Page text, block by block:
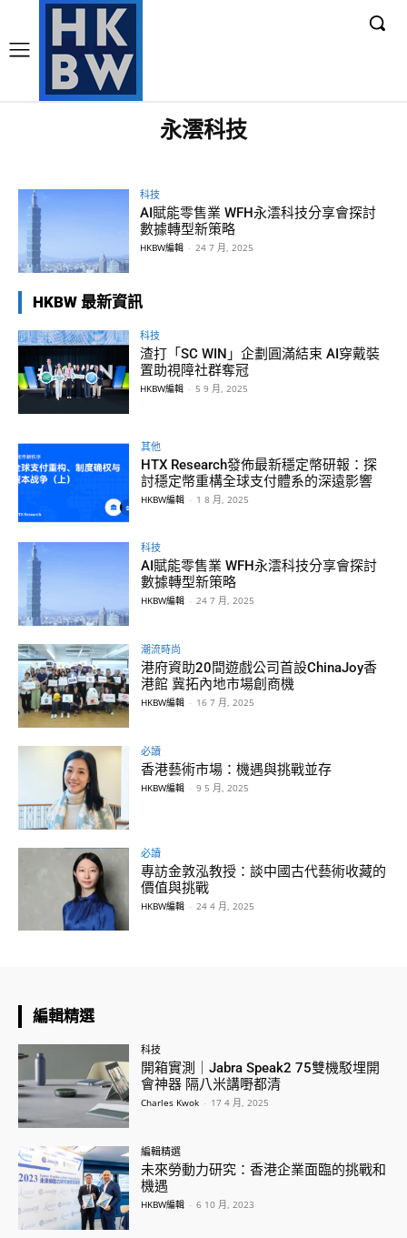
永澐科技
科技
AI賦能零售業 WFH永澐科技分享會探討
數據轉型新策略
HKBW編輯 - 24 7 月, 2025
HKBW 最新資訊
科技
渣打「SC WIN」企劃圓滿結束 AI穿戴裝
置助視障社群奪冠
HKBW編輯 - 5 9 月, 2025
其他
HTX Research發佈最新穩定幣研報：探
討穩定幣重構全球支付體系的深遠影響
HKBW編輯 - 1 8 月, 2025
科技
AI賦能零售業 WFH永澐科技分享會探討
數據轉型新策略
HKBW編輯 - 24 7 月, 2025
潮流時尚
港府資助20間遊戲公司首設ChinaJoy香
港館 冀拓內地市場創商機
HKBW編輯 - 16 7 月, 2025
必讀
香港藝術市場：機遇與挑戰並存
HKBW編輯 - 9 5 月, 2025
必讀
專訪金敦泓教授：談中國古代藝術收藏的
價值與挑戰
HKBW編輯 - 24 4 月, 2025
編輯精選
科技
開箱實測｜Jabra Speak2 75雙機駁埋開
會神器 隔八米講嘢都清
Charles Kwok - 17 4 月, 2025
編輯精選
未來勞動力研究：香港企業面臨的挑戰和
機遇
HKBW編輯 - 6 10 月, 2023